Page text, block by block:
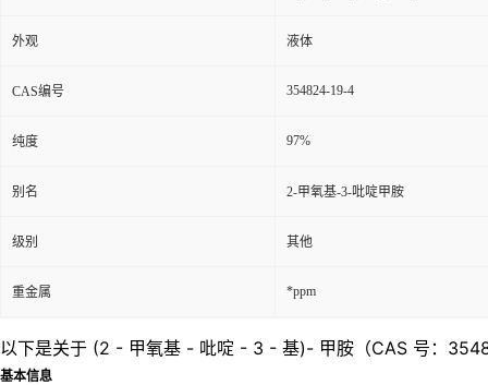
外观 液体
CAS编号 354824-19-4
纯度 97%
别名 2-甲氧基-3-吡啶甲胺
级别 其他
重金属 *ppm
以下是关于 (2 - 甲氧基 - 吡啶 - 3 - 基)- 甲胺（CAS 号：
基本信息